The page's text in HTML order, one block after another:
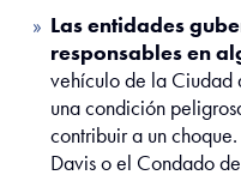
Las entidades
responsables en
vehículo de la Ciudad
una condición
contribuir a un
Davis o el Condado